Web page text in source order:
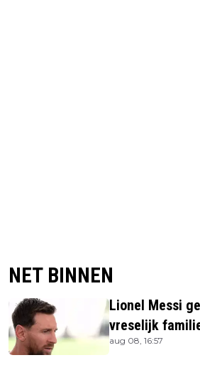
NET BINNEN
Lionel Messi
vreselijk
aug 08, 16:57